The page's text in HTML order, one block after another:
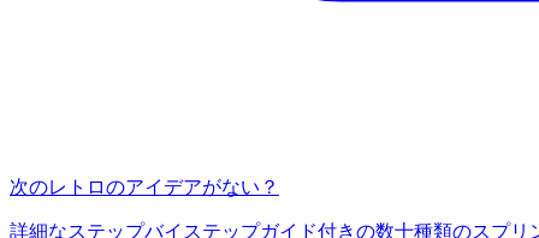
次のレトロのアイデアがない？
詳細なステップバイステップガイド付きの数十種類のスプリ